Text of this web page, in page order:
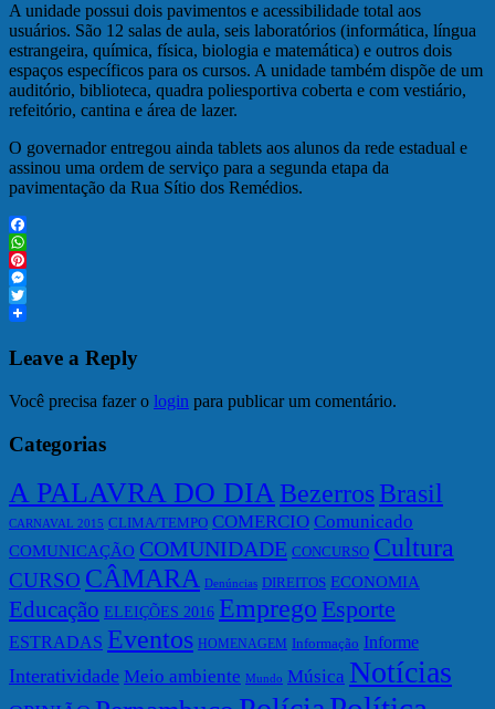
A unidade possui dois pavimentos e acessibilidade total aos
usuários. São 12 salas de aula, seis laboratórios (informática, língua
estrangeira, química, física, biologia e matemática) e outros dois
espaços específicos para os cursos. A unidade também dispõe de um
auditório, biblioteca, quadra poliesportiva coberta e com vestiário,
refeitório, cantina e área de lazer.
O governador entregou ainda tablets aos alunos da rede estadual e
assinou uma ordem de serviço para a segunda etapa da
pavimentação da Rua Sítio dos Remédios.
Facebook
WhatsApp
Pinterest
Messenger
Twitter
Leave a Reply
Você precisa fazer o login para publicar um comentário.
Categorias
A PALAVRA DO DIABezerrosBrasil
CARNAVAL 2015 CLIMA/TEMPO COMERCIO Comunicado
COMUNICAÇÃO COMUNIDADE CONCURSO Cultura
CURSO CÂMARA Denúncias DIREITOS ECONOMIA
Educação ELEIÇÕES 2016 Emprego Esporte
ESTRADAS Eventos HOMENAGEM Informação Informe
Interatividade Meio ambiente Mundo Música Notícias